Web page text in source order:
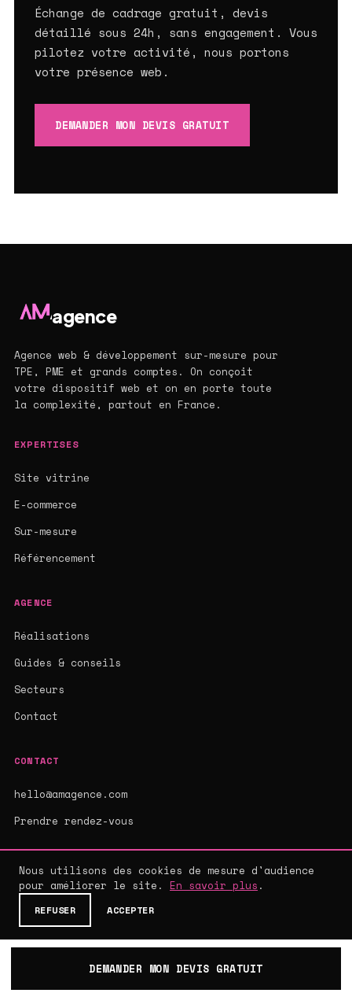
Échange de cadrage gratuit, devis
détaillé sous 24h, sans engagement. Vous
pilotez votre activité, nous portons
votre présence web.
DEMANDER MON DEVIS GRATUIT
agence
Agence web & développement sur-mesure pour
TPE, PME et grands comptes. On conçoit
votre dispositif web et on en porte toute
la complexité, partout en France.
EXPERTISES
Site vitrine
E-commerce
Sur-mesure
Référencement
AGENCE
Réalisations
Guides & conseils
Secteurs
Contact
CONTACT
hello@amagence.com
Prendre rendez-vous
© 2026 AMAGENCE - AGENCE WEB SUR-MESURE
MENTIONS LÉGALES ·CGV·
DEMANDER MON DEVIS GRATUIT
Nous utilisons des cookies de mesure d'audience
pour améliorer le site. En savoir plus .
REFUSER ACCEPTER